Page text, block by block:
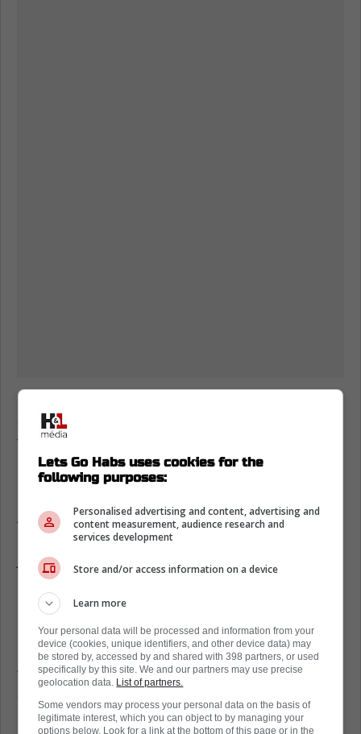
dans 25 matchs, souvent cantonné à un rôle
très limité sur la quatrième ligne lorsque
Martin St-Louis décidait de l'insérer dans
l'alignement montréalais.
Avec plusieurs attaquants déjà sous contrat
pour la saison 2025-2026 et l'arrivée de
jeunes espoirs prometteurs tels qu'
Demidov
Florian Xhekaj, il semble clair que Michael
l'organisation.
Tout indique donc que l'attaquant de 27 ans
devra se trouver une nouvelle équipe dans la
LNH à compter du 1er juillet.
Lets Go Habs uses cookies for the
following purposes:
Personalised advertising and content, advertising and
content measurement, audience research and
services development
Store and/or access information on a device
Learn more
Your personal data will be processed and information from your
device (cookies, unique identifiers, and other device data) may
be stored by, accessed by and shared with 398 partners, or used
specifically by this site. We and our partners may use precise
geolocation data. List of partners.
Some vendors may process your personal data on the basis of
legitimate interest, which you can object to by managing your
options below. Look for a link at the bottom of this page or in the